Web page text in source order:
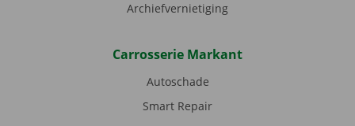
Archiefvernietiging
Carrosserie Markant
Autoschade
Smart Repair